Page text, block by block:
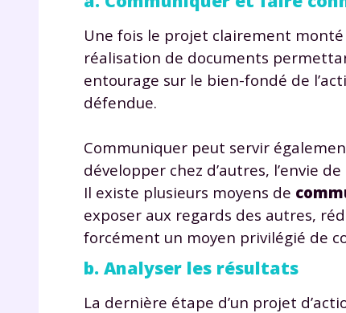
Une fois le projet clairement
réalisation de documents
entourage sur le bien-fondé de
défendue.
Communiquer peut servir
développer chez d’autres, l’envie
Il existe plusieurs moyens de
exposer aux regards des autres,
forcément un moyen privilégié de
b. Analyser les résultats
La dernière étape d’un projet
de